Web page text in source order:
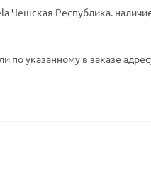
Чешская Республика.
по указанному в заказе